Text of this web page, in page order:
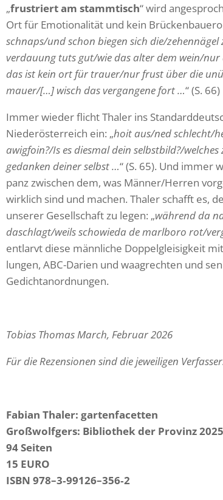
„frus­triert am stamm­tisch“ wird
Ort für Emotio­na­lität und kein
schnaps/und schon biegen sich die/
verdauung tuts gut/wie das alter dem wein/nur
das ist kein ort für trauer/nur frust über die
mauer/[…] wisch das vergan­gene fort …“ (S. 66)
Immer wieder flicht Thaler ins
Nieder­ös­ter­reich ein: „hoit aus/ned schlecht/
awigfoin?/Is es diesmal dein selbstbild?/
gedanken deiner selbst …“ (S. 65). Und immer
panz zwischen dem, was Männer/Herren
wirk­lich sind und machen. Thaler schafft es,
unserer Gesell­schaft zu legen: „während da
daschlagt/weils scho­wieda de marl­boro rot/
entlarvt diese männ­liche Doppel­glei­sig­keit
lungen, ABC-Darien und waag­rechten und
Gedichtanordnungen.
Tobias Thomas March, Februar 2026
Für die Rezen­sionen sind die jewei­ligen
Fabian Thaler: garten­fa­cetten
Groß­wolf­gers: Biblio­thek der Provinz 2025
94 Seiten
15 EURO
ISBN 978–3‑99126–356‑2